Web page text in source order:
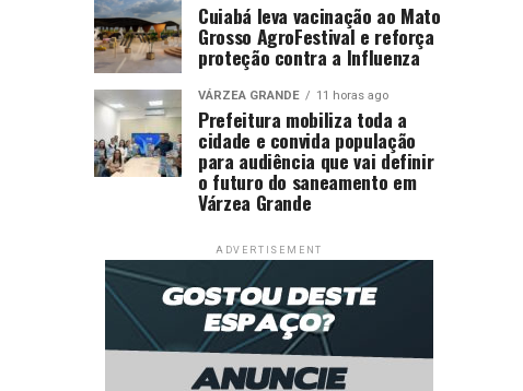
Cuiabá leva vacinação ao Mato
Grosso AgroFestival e reforça
proteção contra a Influenza
VÁRZEA GRANDE 11 horas ago
Prefeitura mobiliza toda a
cidade e convida população
para audiência que vai definir
o futuro do saneamento em
Várzea Grande
ADVERTISEMENT